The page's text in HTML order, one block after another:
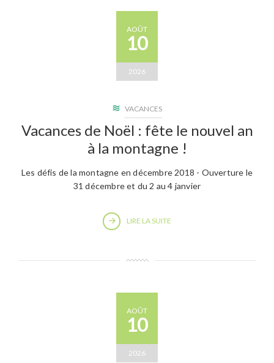
AOÛT
10
2026
VACANCES
Vacances de Noël : fête le nouvel an
à la montagne !
Les défis de la montagne en décembre 2018 - Ouverture le
31 décembre et du 2 au 4 janvier
LIRE LA SUITE
AOÛT
10
2026